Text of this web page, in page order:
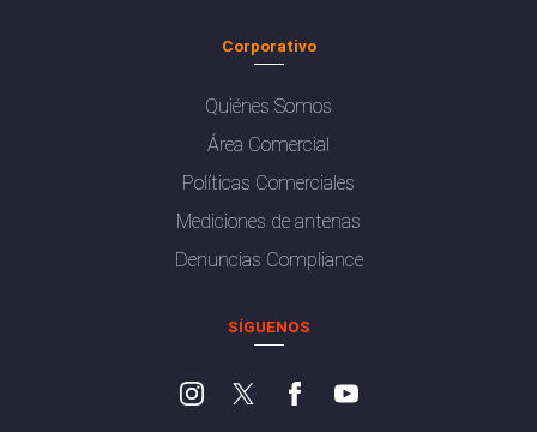
Corporativo
Quiénes Somos
Área Comercial
Políticas Comerciales
Mediciones de antenas
Denuncias Compliance
SÍGUENOS